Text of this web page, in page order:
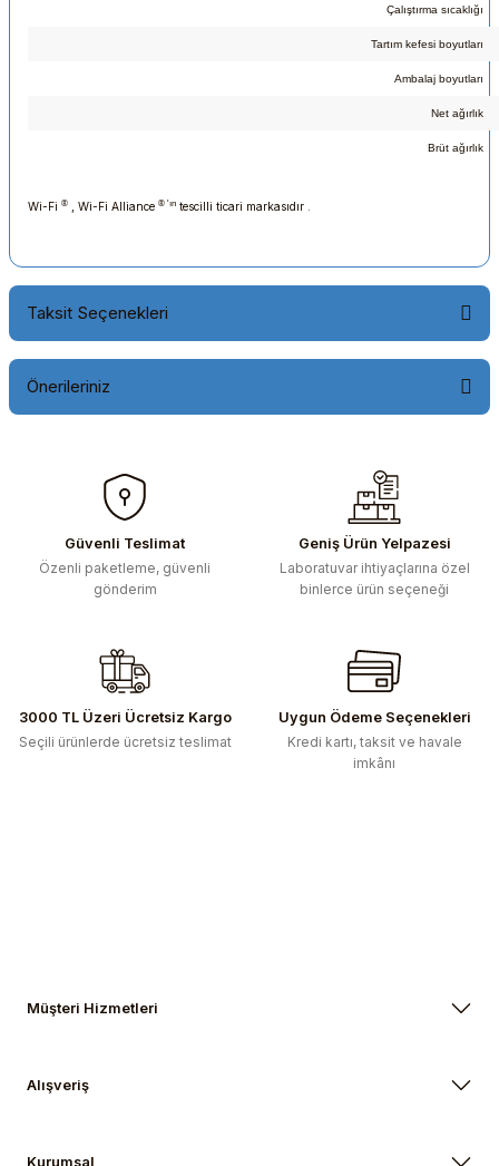
Çalıştırma sıcaklığı
Tartım kefesi boyutları
Ambalaj boyutları
Net ağırlık
Brüt ağırlık
Wi-Fi ® , Wi-Fi Alliance ® 'ın tescilli ticari markasıdır .
Taksit Seçenekleri
Önerileriniz
konularda yetersiz gördüğünüz noktaları öneri formunu
kullanarak tarafımıza iletebilirsiniz.
Görüş ve önerileriniz için teşekkür ederiz.
Ürün resmi kalitesiz, bozuk veya görüntülenemiyor.
Ürün fiyatı diğer sitelerden daha pahalı.
Bu ürüne benzer farklı alternatifler olmalı.
Güvenli Teslimat
Özenli paketleme, güvenli
gönderim
Geniş Ürün Yelpazesi
Laboratuvar ihtiyaçlarına özel
binlerce ürün seçeneği
3000 TL Üzeri Ücretsiz Kargo
Seçili ürünlerde ücretsiz teslimat
Uygun Ödeme Seçenekleri
Kredi kartı, taksit ve havale
imkânı
Müşteri Hizmetleri
Alışveriş
Kurumsal